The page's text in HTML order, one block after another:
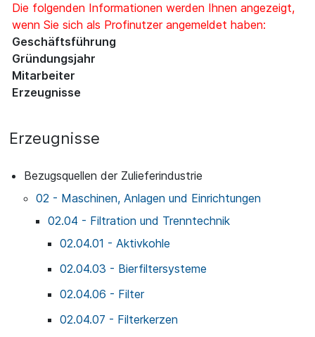
Die folgenden Informationen werden Ihnen angezeigt,
wenn Sie sich als Profinutzer angemeldet haben:
Geschäftsführung
Gründungsjahr
Mitarbeiter
Erzeugnisse
Erzeugnisse
Bezugsquellen der Zulieferindustrie
02 - Maschinen, Anlagen und Einrichtungen
02.04 - Filtration und Trenntechnik
02.04.01 - Aktivkohle
02.04.03 - Bierfiltersysteme
02.04.06 - Filter
02.04.07 - Filterkerzen